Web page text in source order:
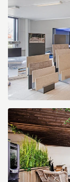
7
Kranbryggargatan
7